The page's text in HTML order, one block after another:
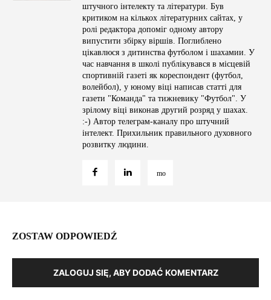
штучного інтелекту та літератури. Був
критиком на кількох літературних сайтах, у
ролі редактора допоміг одному автору
випустити збірку віршів. Поглиблено
цікавлюся з дитинства футболом і шахамии. У
час навчання в школі публікувався в місцевій
спортивній газеті як кореспондент (футбол,
волейбол), у юному віці написав статті для
газети "Команда" та тижневику "Футбол". У
зрілому віці виконав другий розряд у шахах.
:-) Автор телеграм-каналу про штучний
інтелект. Прихильник правильного духовного
розвитку людини.
ZOSTAW ODPOWIEDŹ
ZALOGUJ SIĘ, ABY DODAĆ KOMENTARZ